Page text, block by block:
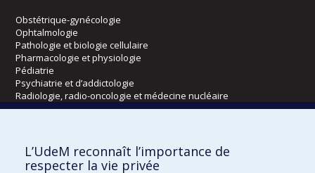
Obstétrique-gynécologie
Ophtalmologie
Pathologie et biologie cellulaire
Pharmacologie et physiologie
Pédiatrie
Psychiatrie et d’addictologie
Radiologie, radio-oncologie et médecine nucléaire
Écoles
Kinésiologie et des sciences de l’activité physique
L’UdeM reconnaît l’importance de
respecter la vie privée